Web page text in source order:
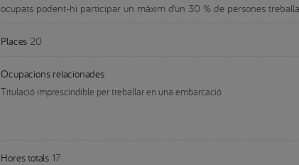
ocupats podent-hi participar un màxim d’un 30 % de persones
Places 20
Ocupacions relacionades
Titulació imprescindible per treballar en una embarcació
Hores totals 17